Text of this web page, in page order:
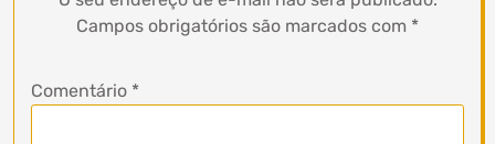
Campos obrigatórios são marcados com *
Comentário *